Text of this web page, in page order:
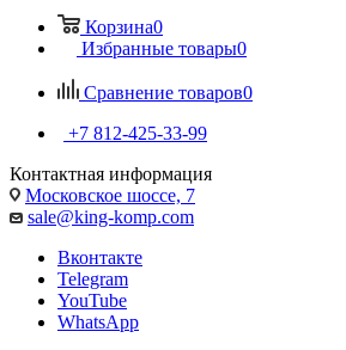
Корзина0
Избранные товары0
Сравнение товаров0
+7 812-425-33-99
Контактная информация
Московское шоссе, 7
sale@king-komp.com
Вконтакте
Telegram
YouTube
WhatsApp